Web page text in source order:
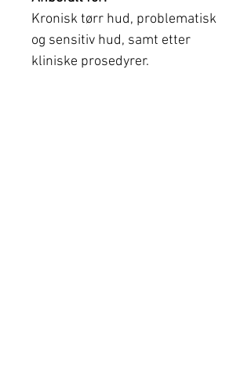
Kronisk tørr hud, problematisk
og sensitiv hud, samt etter
kliniske prosedyrer.